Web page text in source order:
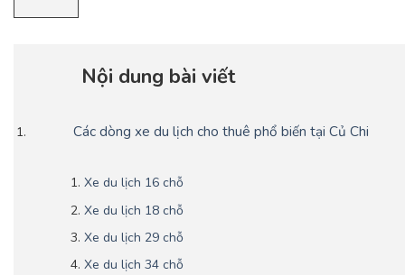
Nội dung bài viết
Các dòng xe du lịch cho thuê phổ biến tại Củ Chi
Xe du lịch 16 chỗ
Xe du lịch 18 chỗ
Xe du lịch 29 chỗ
Xe du lịch 34 chỗ